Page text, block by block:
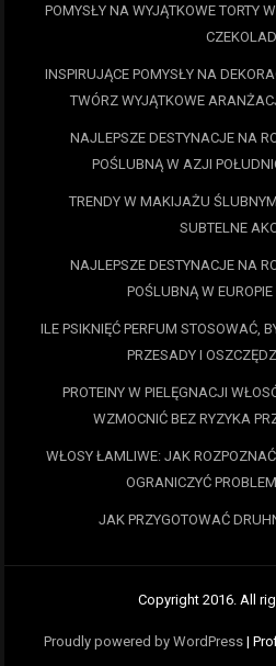
POMYSŁY NA WYJĄTKOWE TORTY
INSPIRUJĄCE POMYSŁY NA
TWÓRZ WYJĄTKOWE
NAJLEPSZE DESTYNACJE NA
POŚLUBNĄ W AZJI
TRENDY W MAKIJAŻU
SUBTELNE
NAJLEPSZE DESTYNACJE NA
POŚLUBNĄ W
ILE PSIKNIĘĆ PERFUM STOSOWAĆ,
PRZESADY I
PROTEINY W PIELĘGNACJI
WZMOCNIĆ BEZ RYZYKA
WŁOSY ŁAMLIWE: JAK
OGRANICZYĆ
JAK PRZYGOTOWAĆ
Copyright 2016. All
Proudly powered by WordPress |